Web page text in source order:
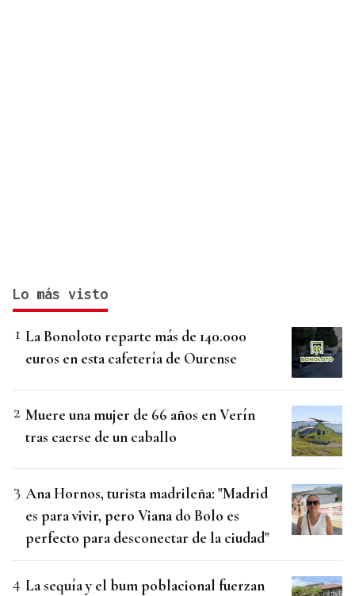
Lo más visto
La Bonoloto reparte más de 140.000
euros en esta cafetería de Ourense
Muere una mujer de 66 años en Verín
tras caerse de un caballo
Ana Hornos, turista madrileña: "Madrid
es para vivir, pero Viana do Bolo es
perfecto para desconectar de la ciudad"
La sequía y el bum poblacional fuerzan